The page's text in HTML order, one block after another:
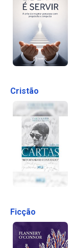
Cristão
Ficção